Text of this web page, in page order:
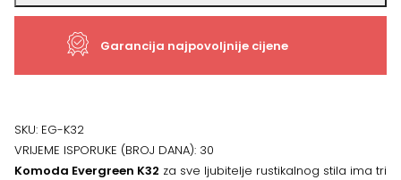
K32
Garancija najpovoljnije cijene
SKU: EG-K32
VRIJEME ISPORUKE (BROJ DANA): 30
Komoda Evergreen K32 za sve ljubitelje rustikalnog stila ima tri